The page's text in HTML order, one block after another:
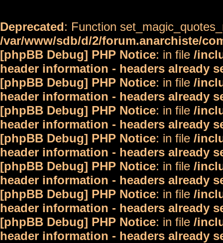
Deprecated: Function
/var/www/sdb/d/2/forum.anarchiste/
[phpBB Debug] PHP Notice: in file /
header information - headers already
[phpBB Debug] PHP Notice: in file /
header information - headers already
[phpBB Debug] PHP Notice: in file /
header information - headers already
[phpBB Debug] PHP Notice: in file /
header information - headers already
[phpBB Debug] PHP Notice: in file /
header information - headers already
[phpBB Debug] PHP Notice: in file /
header information - headers already
[phpBB Debug] PHP Notice: in file /
header information - headers already